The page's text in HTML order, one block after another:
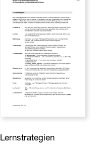
Lernstrategien